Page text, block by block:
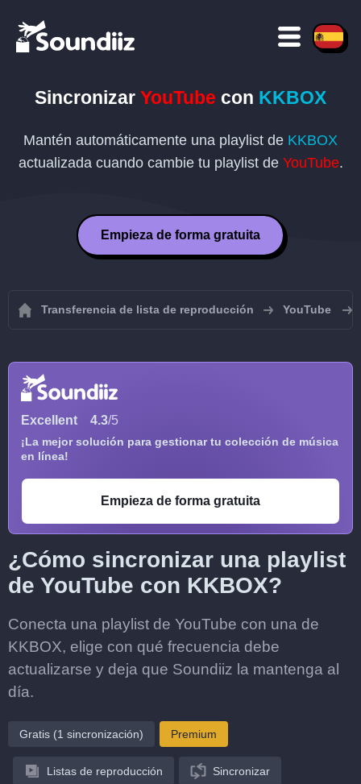
Sincronizar YouTube con KKBOX
Mantén automáticamente una playlist de KKBOX
actualizada cuando cambie tu playlist de YouTube.
Empieza de forma gratuita
Transferencia de lista de reproducción YouTube
Excellent 4.3/5
¡La mejor solución para gestionar tu colección de música
en línea!
Empieza de forma gratuita
¿Cómo sincronizar una playlist
de YouTube con KKBOX?
Conecta una playlist de YouTube con una de
KKBOX, elige con qué frecuencia debe
actualizarse y deja que Soundiiz la mantenga al
día.
Gratis (1 sincronización) Premium
Listas de reproducción Sincronizar